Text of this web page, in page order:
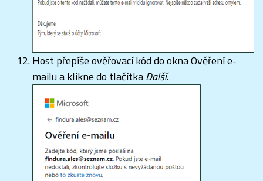
Host přepíše ověřovací kód do okna Ověření e-
mailu a klikne do tlačítkaDalší.